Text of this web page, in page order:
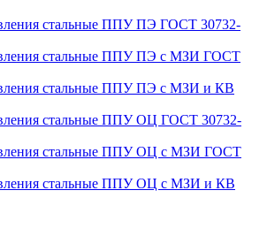
стальные ППУ ПЭ ГОСТ 30732-
стальные ППУ ПЭ с МЗИ ГОСТ
стальные ППУ ПЭ с МЗИ и КВ
стальные ППУ ОЦ ГОСТ 30732-
стальные ППУ ОЦ с МЗИ ГОСТ
стальные ППУ ОЦ с МЗИ и КВ